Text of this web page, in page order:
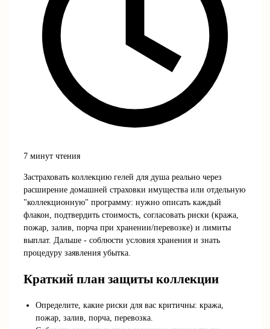
7 минут чтения
Застраховать коллекцию гелей для душа реально через
расширение домашней страховки имущества или отдельную
"коллекционную" программу: нужно описать каждый
флакон, подтвердить стоимость, согласовать риски (кража,
пожар, залив, порча при хранении/перевозке) и лимиты
выплат. Дальше - соблюсти условия хранения и знать
процедуру заявления убытка.
Краткий план защиты коллекции
Определите, какие риски для вас критичны: кража,
пожар, залив, порча, перевозка.